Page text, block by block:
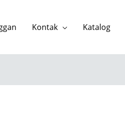
Kontak Katalog